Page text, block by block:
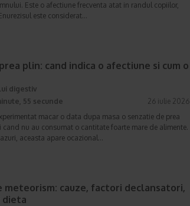
Este o afectiune frecventa atat in randul copiilor,
este considerat…
plin: cand indica o afectiune si cum o
digestiv
55 secunde
26 iulie 2026
macar o data dupa masa o senzatie de prea
cand nu au consumat o cantitate foarte mare de alimente.
aceasta apare ocazional…
meteorism: cauze, factori declansatori,